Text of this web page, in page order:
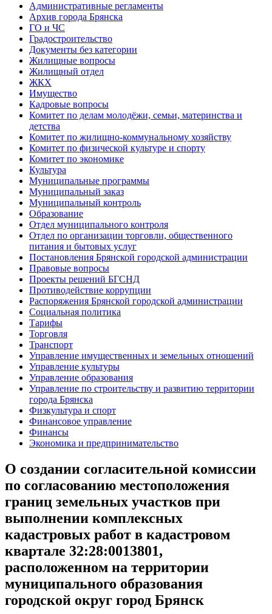
Административные регламенты
Архив города Брянска
ГО и ЧС
Градостроительство
Документы без категории
Жилищные вопросы
Жилищный отдел
ЖКХ
Имущество
Кадровые вопросы
Комитет по делам молодёжи, семьи, материнства и
детства
Комитет по жилищно-коммунальному хозяйству
Комитет по физической культуре и спорту
Комитет по экономике
Культура
Муниципальные программы
Муниципальный заказ
Муниципальный контроль
Образование
Отдел муниципального контроля
Отдел по организации торговли, общественного
питания и бытовых услуг
Постановления Брянской городской администрации
Правовые вопросы
Проекты решений БГСНД
Противодействие коррупции
Распоряжения Брянской городской администрации
Социальная политика
Тарифы
Торговля
Транспорт
Управление имущественных и земельных отношений
Управление культуры
Управление образования
Управление по строительству и развитию территории
города Брянска
Физкультура и спорт
Финансовое управление
Финансы
Экономика и предпринимательство
О создании согласительной комиссии
по согласованию местоположения
границ земельных участков при
выполнении комплексных
кадастровых работ в кадастровом
квартале 32:28:0013801,
расположенном на территории
муниципального образования
городской округ город Брянск